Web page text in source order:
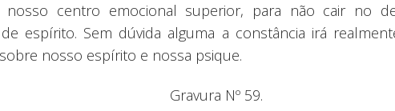
centro emocional superior, para não cair no
espírito. Sem dúvida alguma a constância irá
nosso espírito e nossa psique.
Gravura Nº 59.